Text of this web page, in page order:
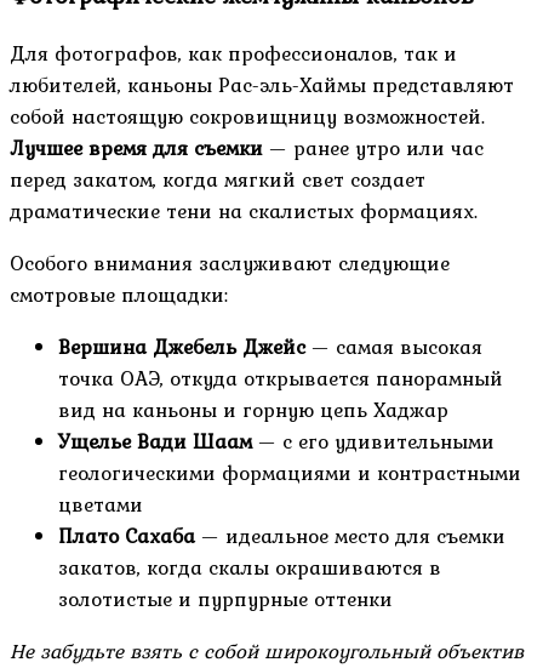
Для фотографов, как профессионалов, так и
любителей, каньоны Рас-эль-Хаймы представляют
собой настоящую сокровищницу возможностей.
Лучшее время для съемки — ранее утро или час
перед закатом, когда мягкий свет создает
драматические тени на скалистых формациях.
Особого внимания заслуживают следующие
смотровые площадки:
Вершина Джебель Джейс— самая высокая
точка ОАЭ, откуда открывается панорамный
вид на каньоны и горную цепь Хаджар
Ущелье Вади Шаам— с его удивительными
геологическими формациями и контрастными
цветами
Плато Сахаба— идеальное место для съемки
закатов, когда скалы окрашиваются в
золотистые и пурпурные оттенки
Не забудьте взять с собой широкоугольный объектив